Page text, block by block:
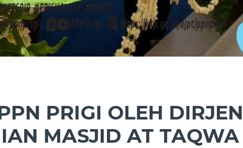
PRIGI OLEH
MASJID AT TAQWA